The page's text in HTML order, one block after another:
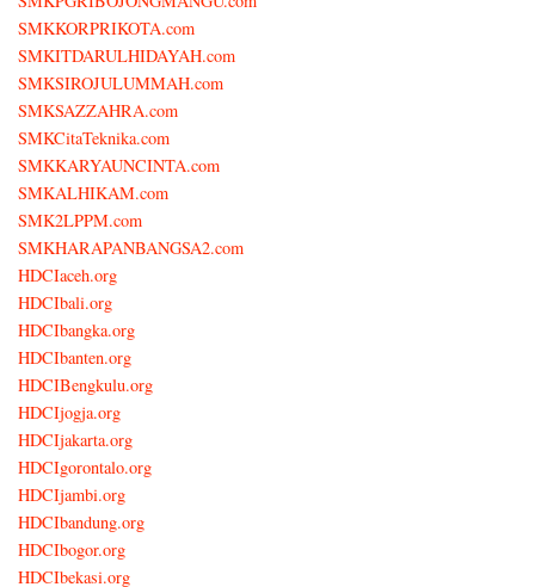
SMKKORPRIKOTA.com
SMKITDARULHIDAYAH.com
SMKSIROJULUMMAH.com
SMKSAZZAHRA.com
SMKCitaTeknika.com
SMKKARYAUNCINTA.com
SMKALHIKAM.com
SMK2LPPM.com
SMKHARAPANBANGSA2.com
HDCIaceh.org
HDCIbali.org
HDCIbangka.org
HDCIbanten.org
HDCIBengkulu.org
HDCIjogja.org
HDCIjakarta.org
HDCIgorontalo.org
HDCIjambi.org
HDCIbandung.org
HDCIbogor.org
HDCIbekasi.org